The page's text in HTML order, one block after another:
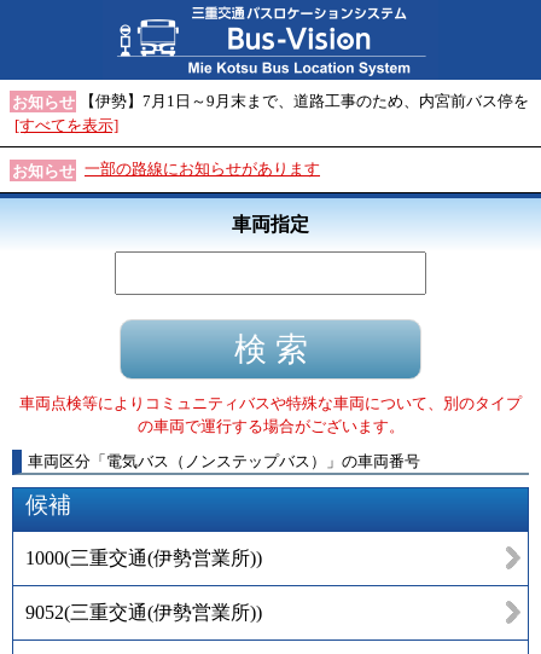
お知らせ
【伊勢】7月1日～9月末まで、道路工事のため、内宮前バス停を
[すべてを表示]
お知らせ 一部の路線にお知らせがあります
車両指定
車両点検等によりコミュニティバスや特殊な車両について、別のタイプ
の車両で運行する場合がございます。
車両区分 「 電気バス（ノンステップバス） 」 の車両番号
候補
1000(三重交通(伊勢営業所))
9052(三重交通(伊勢営業所))